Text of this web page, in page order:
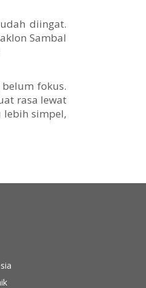
diingat.
Sambal
fokus.
rasa lewat
lebih simpel,